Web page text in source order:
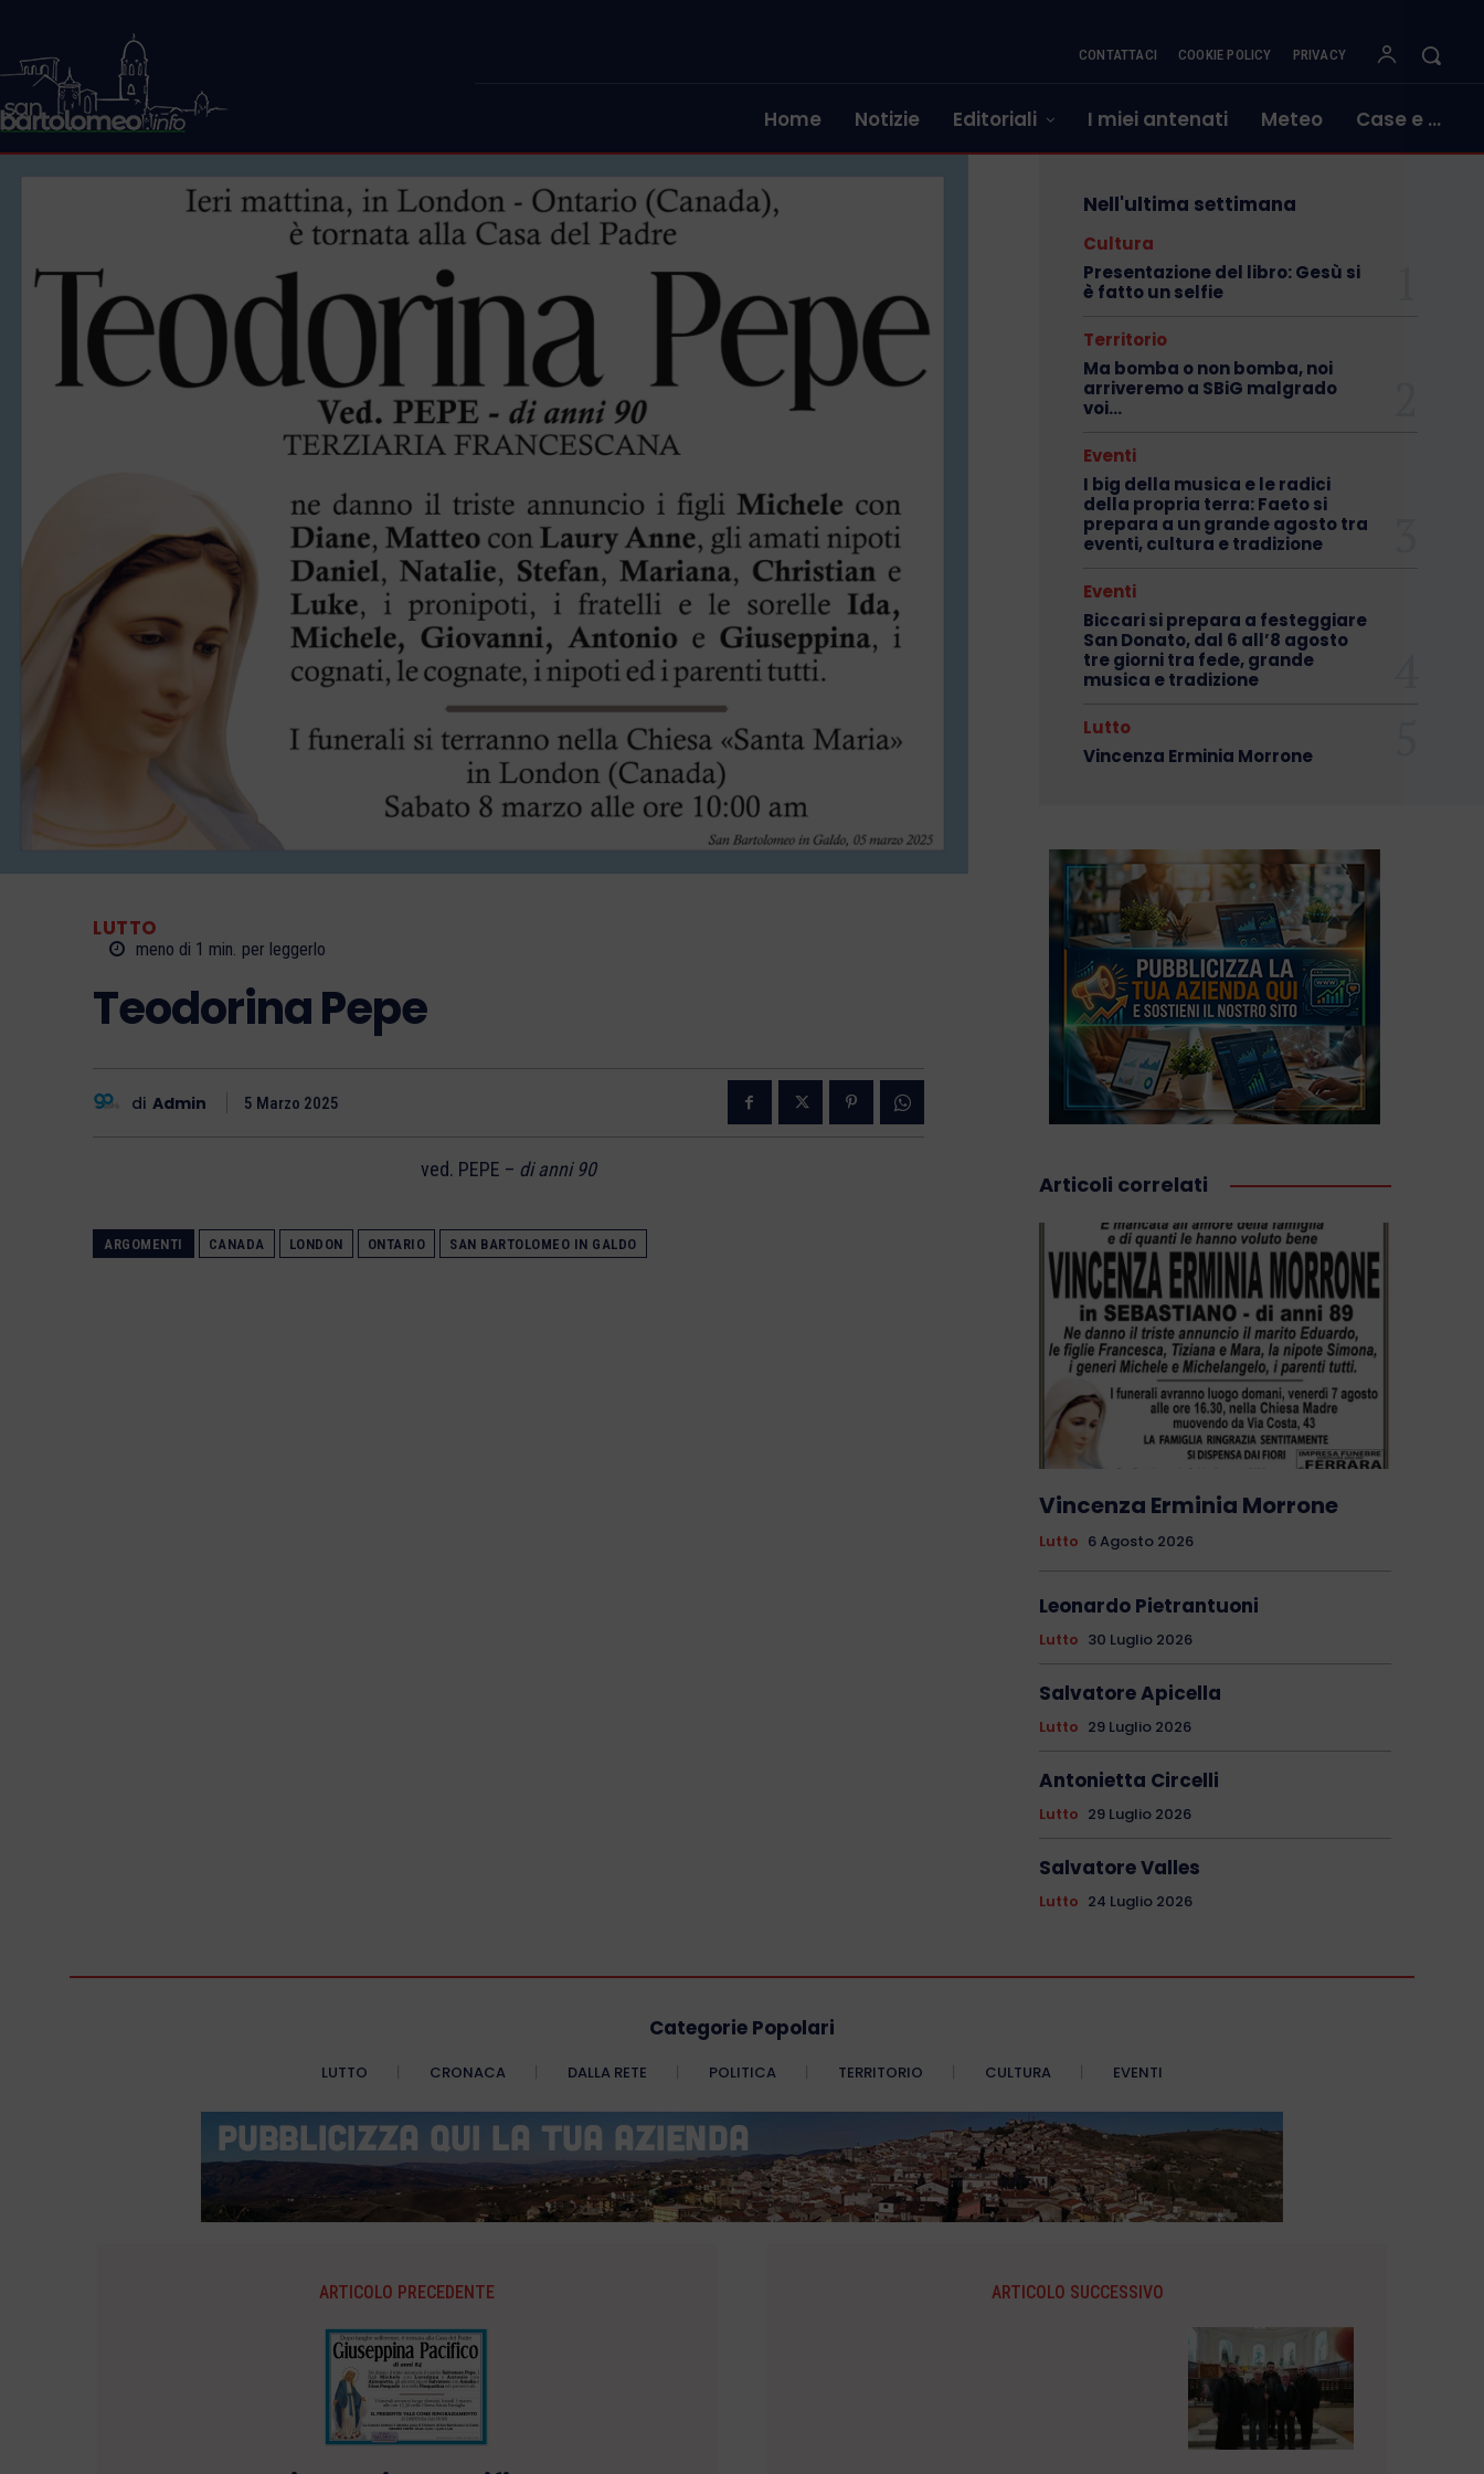
CONTATTACI COOKIE POLICY PRIVACY
Home Notizie Editoriali I miei antenati Meteo Case e …
LUTTO
meno di 1 min. per leggerlo
Teodorina Pepe
di Admin 5 Marzo 2025
ved. PEPE – di anni 90
ARGOMENTI CANADA LONDON ONTARIO SAN BARTOLOMEO IN GALDO
Nell'ultima settimana
Cultura
Presentazione del libro: Gesù si
è fatto un selfie
Territorio
Ma bomba o non bomba, noi
arriveremo a SBiG malgrado
voi…
Eventi
I big della musica e le radici
della propria terra: Faeto si
prepara a un grande agosto tra
eventi, cultura e tradizione
Eventi
Biccari si prepara a festeggiare
San Donato, dal 6 all’8 agosto
tre giorni tra fede, grande
musica e tradizione
Lutto
Vincenza Erminia Morrone
Articoli correlati
Vincenza Erminia Morrone
Lutto 6 Agosto 2026
Leonardo Pietrantuoni
Lutto 30 Luglio 2026
Salvatore Apicella
Lutto 29 Luglio 2026
Antonietta Circelli
Lutto 29 Luglio 2026
Salvatore Valles
Lutto 24 Luglio 2026
Categorie Popolari
LUTTO CRONACA DALLA RETE POLITICA TERRITORIO CULTURA EVENTI
ARTICOLO PRECEDENTE ARTICOLO SUCCESSIVO